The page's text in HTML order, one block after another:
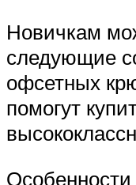
Новичкам
следующие
офсетных
помогут